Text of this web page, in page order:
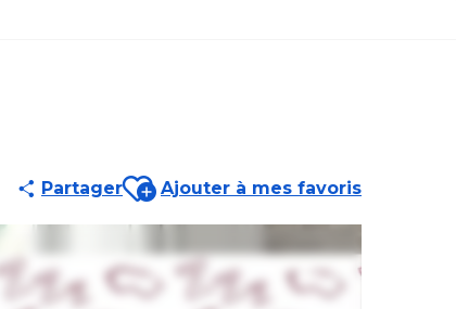
PartagerAjouter aux favoris
Ajouter à mes favoris